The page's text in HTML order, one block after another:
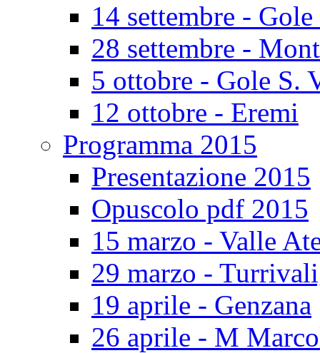
14 settembre -
28 settembre -
5 ottobre - Gole S.
12 ottobre - Eremi
Programma 2015
Presentazione 2015
Opuscolo pdf 2015
15 marzo - Valle
29 marzo -
19 aprile - Genzana
26 aprile - M